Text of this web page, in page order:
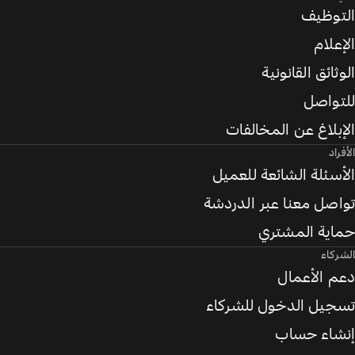
التوظيف
الإعلام
الوثائق القانونية
للتواصل
الإبلاغ عن المخالفات
الأفراد
الأسئلة الشائعة للعميل
تواصل معنا عبر الدردشة
حماية المشتري
الشركاء
دعم الأعمال
تسجيل الدخول للشركاء
إنشاء حساب